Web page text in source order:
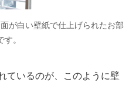
が白い壁紙で仕上げられたお部
す。
ているのが、このように壁